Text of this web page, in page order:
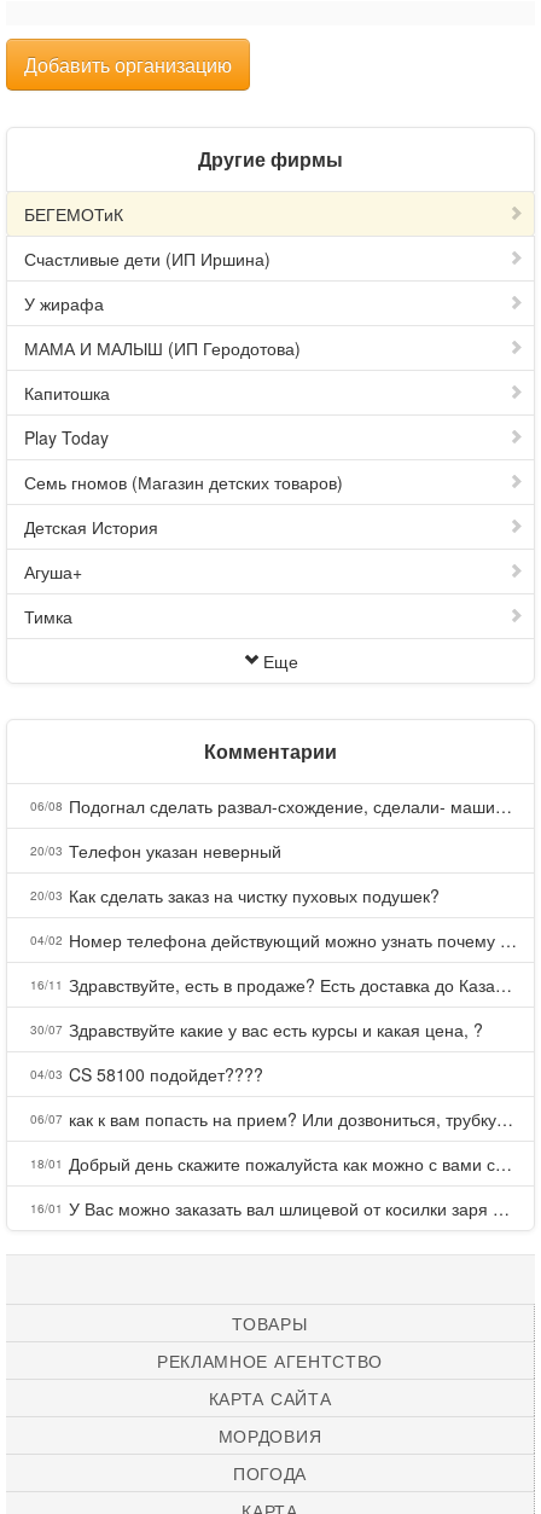
Добавить организацию
Другие фирмы
БЕГЕМОТиК
Счастливые дети (ИП Иршина)
У жирафа
МАМА И МАЛЫШ (ИП Геродотова)
Капитошка
Play Today
Семь гномов (Магазин детских товаров)
Детская История
Агуша+
Тимка
Еще
Комментарии
06/08 Подогнал сделать развал-схождение, сделали- машина уходит на право и колеса проверил все хорошо с атмосферами ужас как можно делать авто, не ужели не берегут свою репутацию, не советую.
20/03 Телефон указан неверный
20/03 Как сделать заказ на чистку пуховых подушек?
04/02 Номер телефона действующий можно узнать почему номер неправельный
16/11 Здравствуйте, есть в продаже? Есть доставка до Казани?
30/07 Здравствуйте какие у вас есть курсы и какая цена, ?
04/03 CS 58100 подойдет????
06/07 как к вам попасть на прием? Или дозвониться, трубку не берете.
18/01 Добрый день скажите пожалуйста как можно с вами связаться . Телефон не отвечает .Заказала кухню в тц Хороший есть претензии а менеджер контактов не дает .Что делать?
16/01 У Вас можно заказать вал шлицевой от косилки заря для мтз, который соединяет мотоблок с косилкой.?
ТОВАРЫ
РЕКЛАМНОЕ АГЕНТСТВО
КАРТА САЙТА
МОРДОВИЯ
ПОГОДА